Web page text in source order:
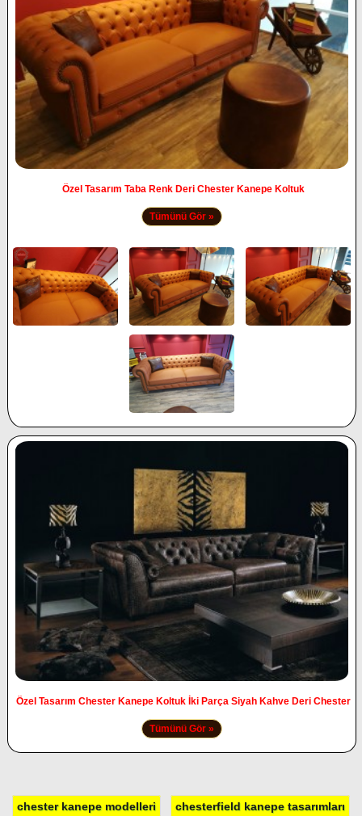
Özel Tasarım Taba Renk Deri Chester Kanepe Koltuk
Tümünü Gör »
Özel Tasarım Chester Kanepe Koltuk İki Parça Siyah Kahve Deri Chester
Tümünü Gör »
chester kanepe modelleri chesterfield kanepe tasarımları